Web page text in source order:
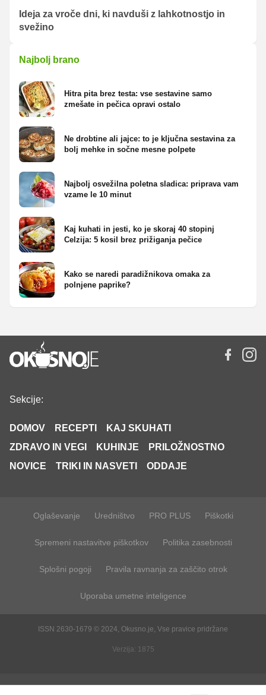
Ideja za vroče dni, ki navduši z lahkotnostjo in
svežino
Najbolj brano
Hitra pita brez testa: vse sestavine samo
zmešate in pečica opravi ostalo
Ne drobtine ali jajce: to je ključna sestavina za
bolj mehke in sočne mesne polpete
Najbolj osvežilna poletna sladica: priprava vam
vzame le 10 minut
Kaj kuhati in jesti, ko je skoraj 40 stopinj
Celzija: 5 kosil brez prižiganja pečice
Kako se naredi paradižnikova omaka za
polnjene paprike?
Sekcije:
DOMOV RECEPTI
KAJ SKUHATI
ZDRAVO IN VEGI
KUHINJE
PRILOŽNOSTNO
NOVICE
TRIKI IN NASVETI ODDAJE
Oglaševanje Uredništvo PRO PLUS Piškotki
Spremeni nastavitve piškotkov Politika zasebnosti
Splošni pogoji Pravila ravnanja za zaščito otrok
Uporaba umetne inteligence
ISSN 2630-1679 © 2024, Okusno.je, Vse pravice pridržane
Verzija: 1875